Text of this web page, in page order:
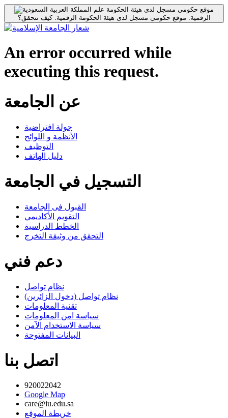
موقع حكومي مسجل لدى هيئة الحكومة
الرقمية. موقع حكومي مسجل لدى هيئة الحكومة الرقمية.كيف تتحقق؟
An error occurred while
executing this request.
عن الجامعة
جولة افتراضية
الأنظمة و اللوائح
التوظيف
دليل الهاتف
التسجيل في الجامعة
القبول فى الجامعة
التقويم الأكاديمي
الخطط الدراسية
التحقق من وثيقة التخرج
دعم فني
نظام تواصل
نظام تواصل (دخول الزائرين)
تقنية المعلومات
سياسة امن المعلومات
سياسة الاستخدام الآمن
البيانات المفتوحة
اتصل بنا
920022042
Google Map
care@iu.edu.sa
خريطة الموقع